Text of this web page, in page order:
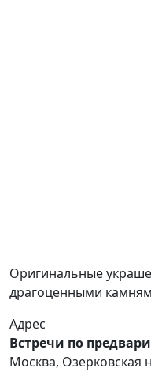
Оригинальные
драгоценными
Адрес
Встречи по
Москва, Озерковская